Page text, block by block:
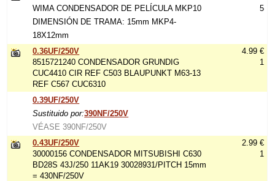
WIMA CONDENSADOR DE PELÍCULA MKP10
DIMENSIÓN DE TRAMA: 15mm MKP4-
18X12mm
5
0.36UF/250V
8515721240 CONDENSADOR GRUNDIG
CUC4410 CIR REF C503 BLAUPUNKT M63-13
REF C567 CUC6310
4.99 €
1
0.39UF/250V
Sustituido por:390NF/250V
VÉASE 390NF/250V
0.43UF/250V
30000156 CONDENSADOR MITSUBISHI C630
BD28S 43J/250 11AK19 30028931/PITCH 15mm
= 430NF/250V
2.99 €
1